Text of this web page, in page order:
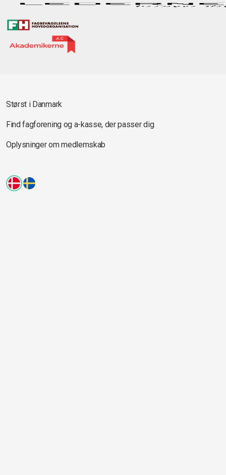
Størst i Danmark
Find fagforening og a-kasse, der passer dig
Oplysninger om medlemskab